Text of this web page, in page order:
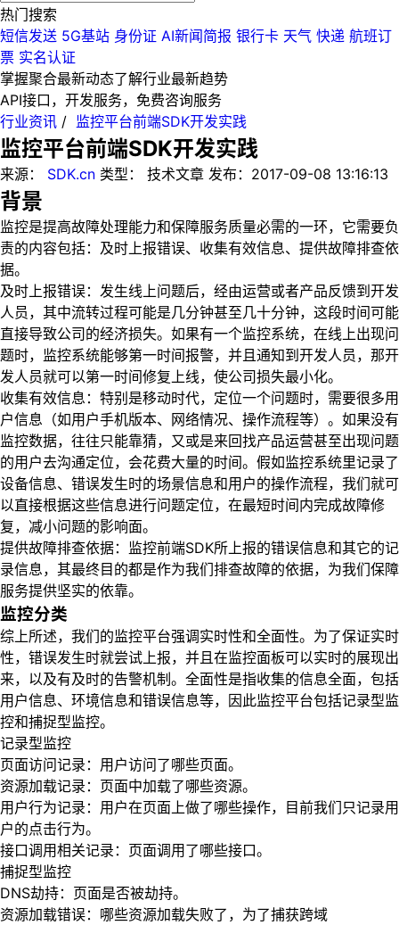
热门搜索
短信发送 5G基站 身份证 AI新闻简报 银行卡 天气 快递 航班订
票 实名认证
掌握聚合最新动态了解行业最新趋势
API接口，开发服务，免费咨询服务
行业资讯 / 监控平台前端SDK开发实践
监控平台前端SDK开发实践
来源： SDK.cn 类型： 技术文章 发布： 2017-09-08 13:16:13
背景
监控是提高故障处理能力和保障服务质量必需的一环，它需要负
责的内容包括：及时上报错误、收集有效信息、提供故障排查依
据。
及时上报错误：发生线上问题后，经由运营或者产品反馈到开发
人员，其中流转过程可能是几分钟甚至几十分钟，这段时间可能
直接导致公司的经济损失。如果有一个监控系统，在线上出现问
题时，监控系统能够第一时间报警，并且通知到开发人员，那开
发人员就可以第一时间修复上线，使公司损失最小化。
收集有效信息：特别是移动时代，定位一个问题时，需要很多用
户信息（如用户手机版本、网络情况、操作流程等）。如果没有
监控数据，往往只能靠猜，又或是来回找产品运营甚至出现问题
的用户去沟通定位，会花费大量的时间。假如监控系统里记录了
设备信息、错误发生时的场景信息和用户的操作流程，我们就可
以直接根据这些信息进行问题定位，在最短时间内完成故障修
复，减小问题的影响面。
提供故障排查依据：监控前端SDK所上报的错误信息和其它的记
录信息，其最终目的都是作为我们排查故障的依据，为我们保障
服务提供坚实的依靠。
监控分类
综上所述，我们的监控平台强调实时性和全面性。为了保证实时
性，错误发生时就尝试上报，并且在监控面板可以实时的展现出
来，以及有及时的告警机制。全面性是指收集的信息全面，包括
用户信息、环境信息和错误信息等，因此监控平台包括记录型监
控和捕捉型监控。
记录型监控
页面访问记录：用户访问了哪些页面。
资源加载记录：页面中加载了哪些资源。
用户行为记录：用户在页面上做了哪些操作，目前我们只记录用
户的点击行为。
接口调用相关记录：页面调用了哪些接口。
捕捉型监控
DNS劫持：页面是否被劫持。
资源加载错误：哪些资源加载失败了，为了捕获跨域